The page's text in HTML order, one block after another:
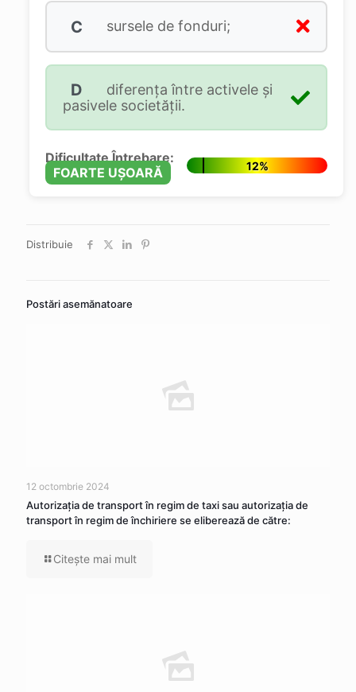
C sursele de fonduri;
D
diferenţa între activele şi
pasivele societăţii.
Dificultate Întrebare:
FOARTE UȘOARĂ
12%
Distribuie
Postări asemănatoare
12 octombrie 2024
Autorizaţia de transport în regim de taxi sau autorizaţia de
transport în regim de închiriere se eliberează de către:
Citeşte mai mult